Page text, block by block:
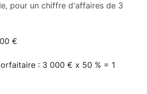
pour un chiffre d'affaires de 3
€
: 3 000 € x 50 % = 1